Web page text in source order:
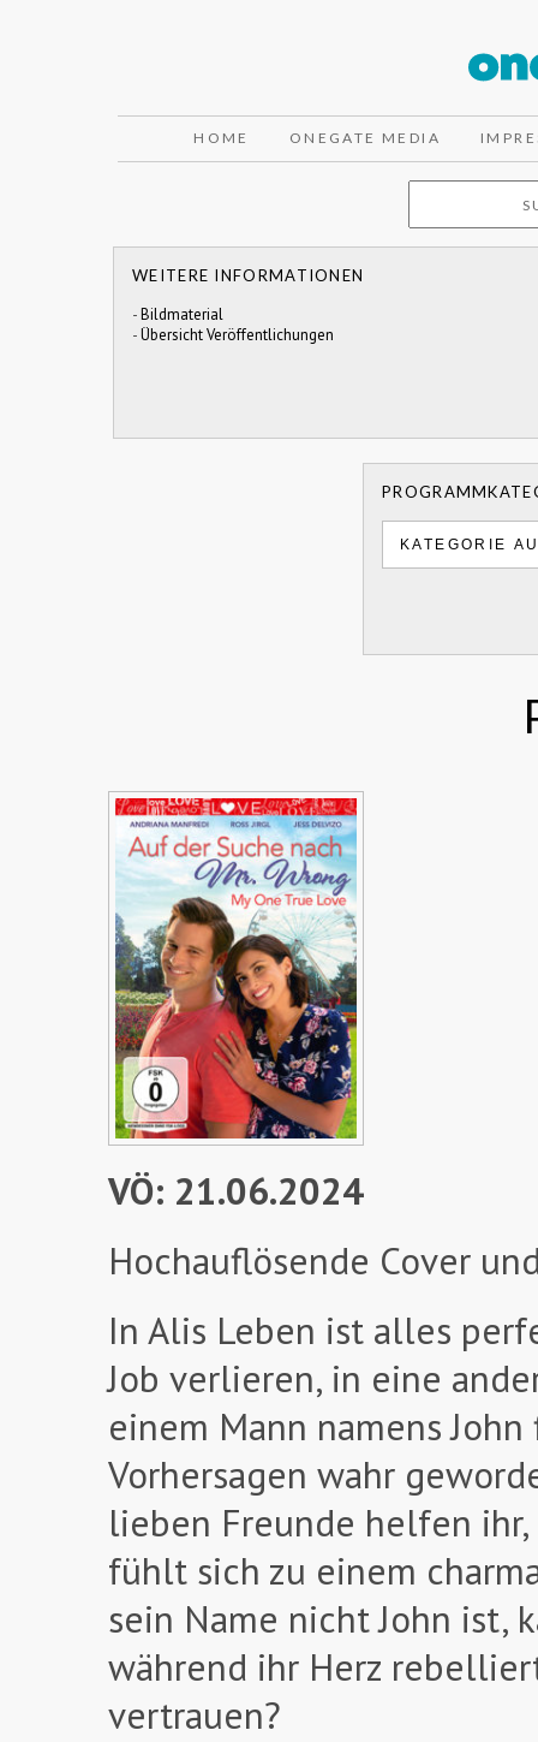
HOME ONEGATE MEDIA
WEITERE INFORMATIONEN
-Bildmaterial
-Übersicht Veröffentlichungen
VÖ: 21.06.2024
Hochauflösende Cover
In Alis Leben ist alles
Job verlieren, in eine
einem Mann namens
Vorhersagen wahr
lieben Freunde helfen
fühlt sich zu einem
sein Name nicht John ist,
während ihr Herz
vertrauen?